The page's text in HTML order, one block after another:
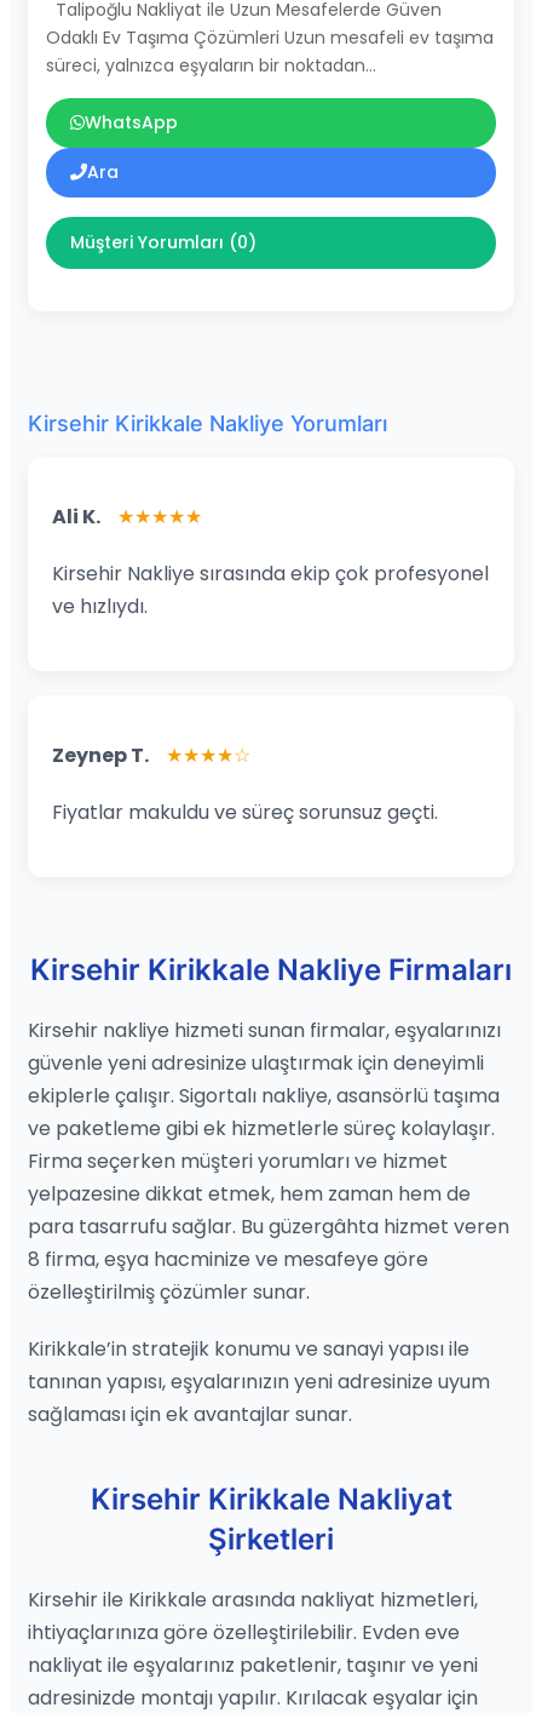
Talipoğlu Nakliyat ile Uzun Mesafelerde Güven
Odaklı Ev Taşıma Çözümleri Uzun mesafeli ev taşıma
süreci, yalnızca eşyaların bir noktadan…
WhatsApp
Ara
Müşteri Yorumları (0)
Kirsehir Kirikkale Nakliye Yorumları
Ali K. ★★★★★
Kirsehir Nakliye sırasında ekip çok profesyonel
ve hızlıydı.
Zeynep T. ★★★★☆
Fiyatlar makuldu ve süreç sorunsuz geçti.
Kirsehir Kirikkale Nakliye Firmaları
Kirsehir nakliye hizmeti sunan firmalar, eşyalarınızı
güvenle yeni adresinize ulaştırmak için deneyimli
ekiplerle çalışır. Sigortalı nakliye, asansörlü taşıma
ve paketleme gibi ek hizmetlerle süreç kolaylaşır.
Firma seçerken müşteri yorumları ve hizmet
yelpazesine dikkat etmek, hem zaman hem de
para tasarrufu sağlar. Bu güzergâhta hizmet veren
8 firma, eşya hacminize ve mesafeye göre
özelleştirilmiş çözümler sunar.
Kirikkale’in stratejik konumu ve sanayi yapısı ile
tanınan yapısı, eşyalarınızın yeni adresinize uyum
sağlaması için ek avantajlar sunar.
Kirsehir Kirikkale Nakliyat
Şirketleri
Kirsehir ile Kirikkale arasında nakliyat hizmetleri,
ihtiyaçlarınıza göre özelleştirilebilir. Evden eve
nakliyat ile eşyalarınız paketlenir, taşınır ve yeni
adresinizde montajı yapılır. Kırılacak eşyalar için